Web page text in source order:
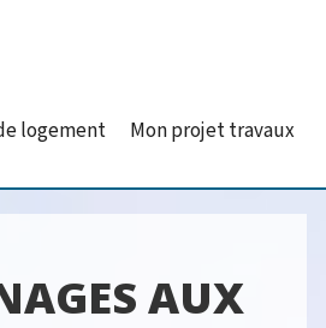
logement Mon projet travaux
AUX